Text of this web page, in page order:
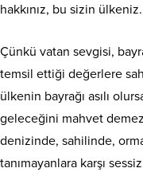
hakkınız, bu sizin ülkeniz.
Çünkü vatan sevgisi,
temsil ettiği değerlere
ülkenin bayrağı asılı
geleceğini mahvet
denizinde, sahilinde,
tanımayanlara karşı